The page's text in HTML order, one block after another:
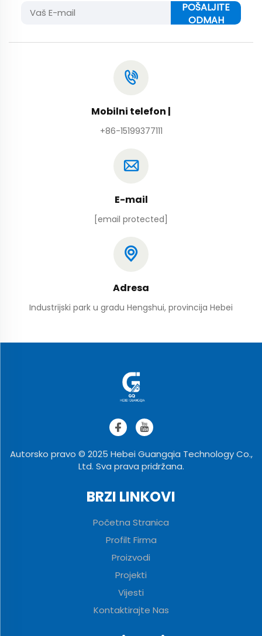
POŠALJITE
ODMAH
Mobilni telefon |
+86-15199377111
E-mail
[email protected]
Adresa
Industrijski park u gradu Hengshui, provincija Hebei
Autorsko pravo © 2025 Hebei Guangqia Technology Co.,
Ltd. Sva prava pridržana.
BRZI LINKOVI
Početna Stranica
Profilt Firma
Proizvodi
Projekti
Vijesti
Kontaktirajte Nas